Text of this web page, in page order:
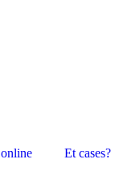
online Et cases?